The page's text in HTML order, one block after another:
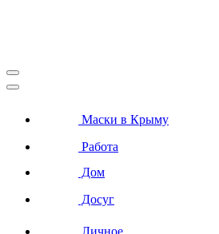
Маски в Крыму
Работа
Дом
Досуг
Личное